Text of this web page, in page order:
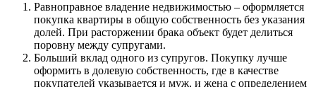
Равноправное владение недвижимостью – оформляется
покупка квартиры в общую собственность без указания
долей. При расторжении брака объект будет делиться
поровну между супругами.
Больший вклад одного из супругов. Покупку лучше
оформить в долевую собственность, где в качестве
покупателей указывается и муж, и жена с определением